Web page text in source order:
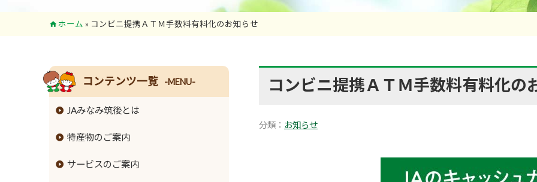
ホーム » コンビニ提携ＡＴＭ手数料有料化のお知らせ
コンビニ提携ＡＴＭ手数料有料化の
分類： お知らせ
コンテンツ一覧 -MENU-
JAみなみ筑後とは
組合長挨拶
組合員数･組合員組織
特産物のご案内
米
サービスのご案内